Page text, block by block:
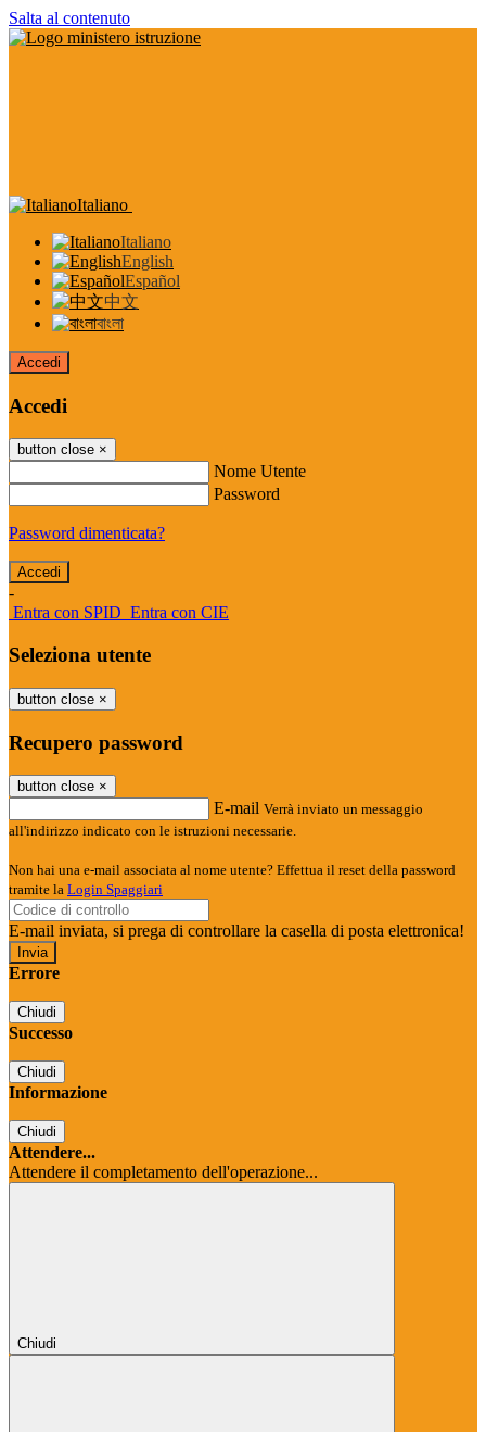
Salta al contenuto
Italiano
Italiano
English
Español
中文
বাংলা
Accedi
Accedi
button close ×
Nome Utente
Password
Password dimenticata?
-
Entra con SPID Entra con CIE
Seleziona utente
button close ×
Recupero password
button close ×
E-mail Verrà inviato un messaggio
all'indirizzo indicato con le istruzioni necessarie.
Non hai una e-mail associata al nome utente? Effettua il reset della password
tramite la Login Spaggiari
E-mail inviata, si prega di controllare la casella di posta elettronica!
Errore
Chiudi
Successo
Chiudi
Informazione
Chiudi
Attendere...
Attendere il completamento dell'operazione...
Chiudi